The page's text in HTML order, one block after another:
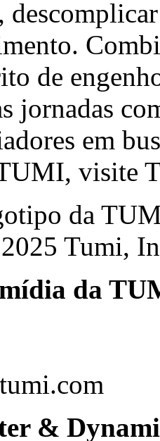
de
jornadas
em
visite
da
Tumi,
da
&